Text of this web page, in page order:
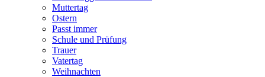
Muttertag
Ostern
Passt immer
Schule und Prüfung
Trauer
Vatertag
Weihnachten